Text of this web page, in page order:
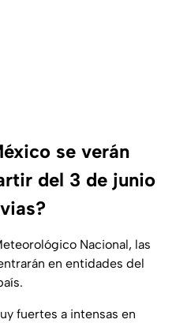
se verán
del 3 de junio
Nacional, las
en entidades del
fuertes a intensas en